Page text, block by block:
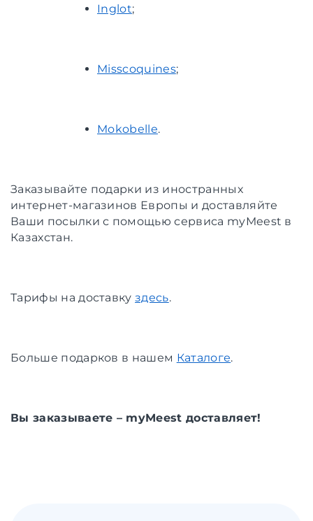
Inglot;
Misscoquines;
Mokobelle.
Заказывайте подарки из иностранных
интернет-магазинов Европы и доставляйте
Ваши посылки с помощью сервиса myMeest в
Казахстан.
Тарифы на доставкуздесь.
Больше подарков в нашем Каталоге.
Вы заказываете – myMeest доставляет!